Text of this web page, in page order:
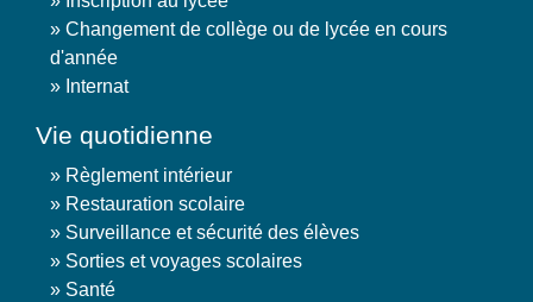
Changement de collège ou de lycée en cours
d'année
Internat
Vie quotidienne
Règlement intérieur
Restauration scolaire
Surveillance et sécurité des élèves
Sorties et voyages scolaires
Santé